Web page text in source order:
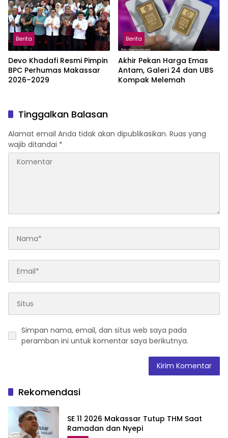
Berita
Devo Khadafi Resmi Pimpin
BPC Perhumas Makassar
2026–2029
Berita
Akhir Pekan Harga Emas
Antam, Galeri 24 dan UBS
Kompak Melemah
Tinggalkan Balasan
Alamat email Anda tidak akan dipublikasikan. Ruas yang
wajib ditandai *
Simpan nama, email, dan situs web saya pada
peramban ini untuk komentar saya berikutnya.
Rekomendasi
SE 11 2026 Makassar Tutup THM Saat
Ramadan dan Nyepi